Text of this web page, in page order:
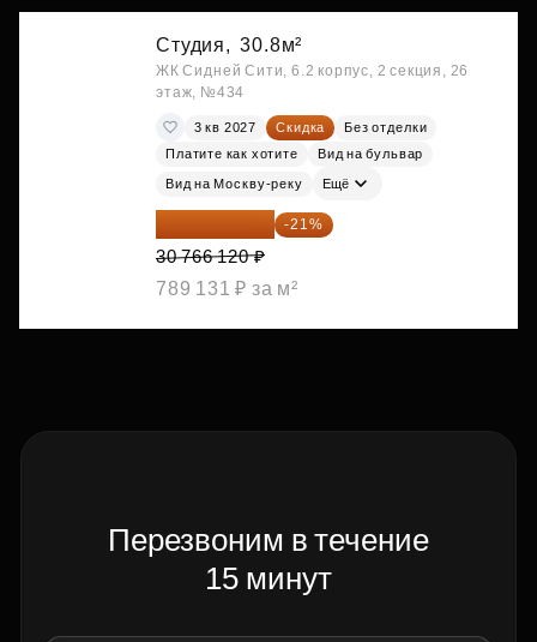
Студия, 30.8м²
ЖК Сидней Сити, 6.2 корпус, 2 секция, 26
этаж, №434
3 кв 2027 Скидка
Без отделки
Платите как хотите
Вид на бульвар
Вид на Москву-реку Ещё
24 305 235 ₽ -21%
30 766 120 ₽
789 131 ₽ за м²
Перезвоним в течение
15 минут